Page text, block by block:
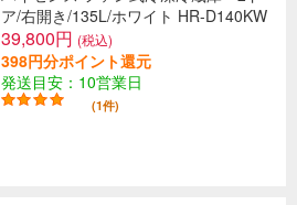
ア/右開き/135L/ホワイト HR-D140KW
39,800円 (税込)
398円分ポイント還元
発送目安：10営業日
(1件)